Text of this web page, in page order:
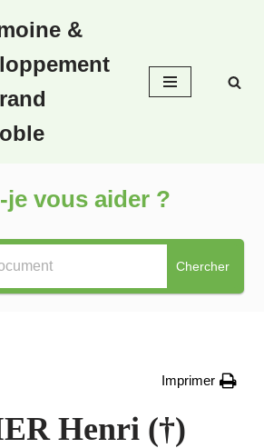
&
je vous aider ?
Chercher
Imprimer
Henri (†)